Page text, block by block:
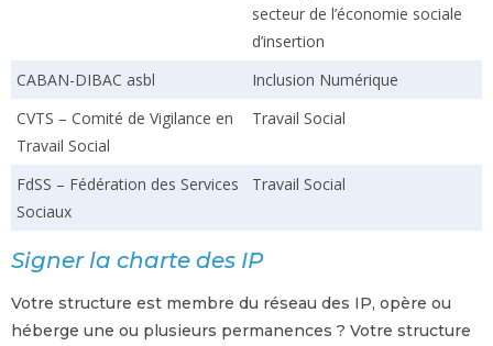
secteur de l’économie sociale
d’insertion
CABAN-DIBAC asbl
Inclusion Numérique
CVTS – Comité de Vigilance en
Travail Social
Travail Social
FdSS – Fédération des Services
Sociaux
Travail Social
Signer la charte des IP
Votre structure est membre du réseau des IP, opère ou
héberge une ou plusieurs permanences ? Votre structure